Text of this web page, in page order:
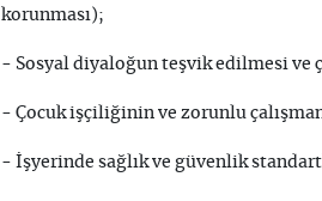
korunması);
- Sosyal diyaloğun teşvik edilmesi ve
- Çocuk işçiliğinin ve zorunlu
- İşyerinde sağlık ve güvenlik